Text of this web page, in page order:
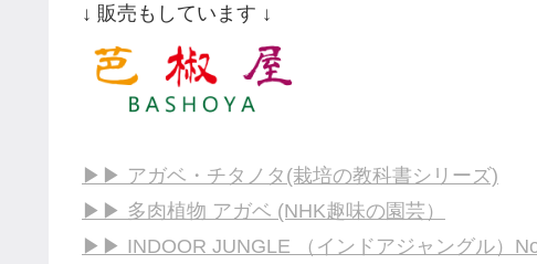
↓ 販売もしています ↓
▶▶ アガベ・チタノタ(栽培の教科書シリーズ)
▶▶ 多肉植物 アガベ (NHK趣味の園芸）
▶▶ INDOOR JUNGLE （インドアジャングル）